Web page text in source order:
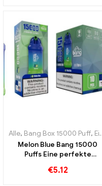
Alle, Bang Box 15000 Puff, Einweg-E-Zigaretten Schweden
Melon Blue Bang 15000
Puffs Eine perfekte
Blaubeere
€5.12